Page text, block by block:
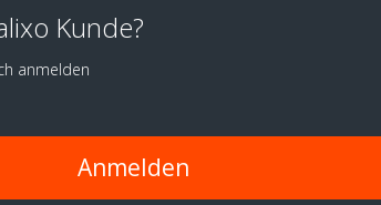
Kunde?
anmelden
Anmelden